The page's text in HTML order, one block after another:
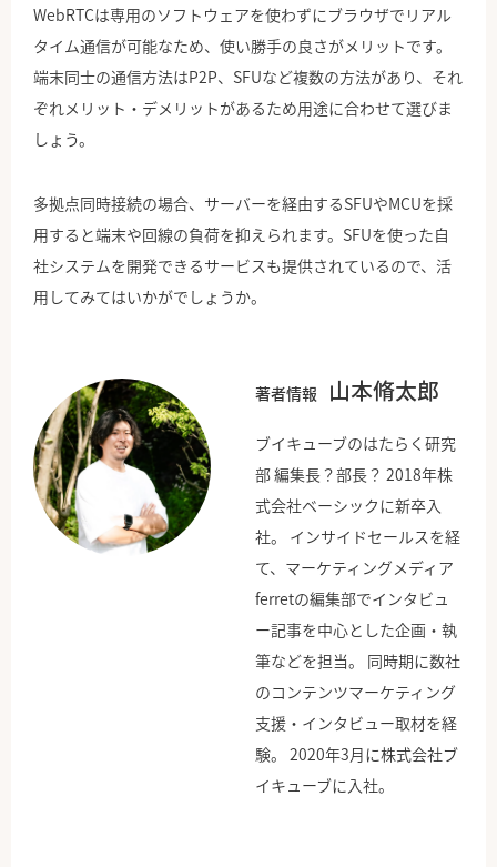
WebRTCは専用のソフトウェアを使わずにブラウザでリアル
タイム通信が可能なため、使い勝手の良さがメリットです。
端末同士の通信方法はP2P、SFUなど複数の方法があり、それ
ぞれメリット・デメリットがあるため用途に合わせて選びま
しょう。
多拠点同時接続の場合、サーバーを経由するSFUやMCUを採
用すると端末や回線の負荷を抑えられます。SFUを使った自
社システムを開発できるサービスも提供されているので、活
用してみてはいかがでしょうか。
著者情報 山本脩太郎
ブイキューブのはたらく研究
部 編集長？部長？ 2018年株
式会社ベーシックに新卒入
社。 インサイドセールスを経
て、マーケティングメディア
ferretの編集部でインタビュ
ー記事を中心とした企画・執
筆などを担当。 同時期に数社
のコンテンツマーケティング
支援・インタビュー取材を経
験。 2020年3月に株式会社ブ
イキューブに入社。